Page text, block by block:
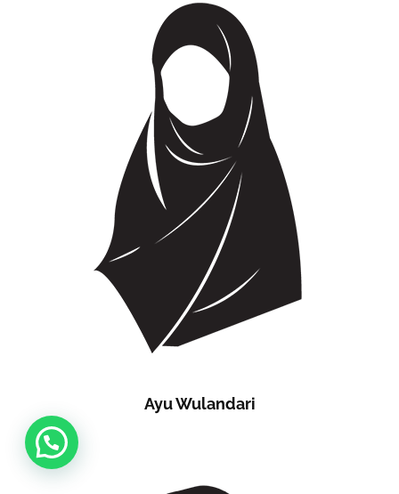
Ayu Wulandari